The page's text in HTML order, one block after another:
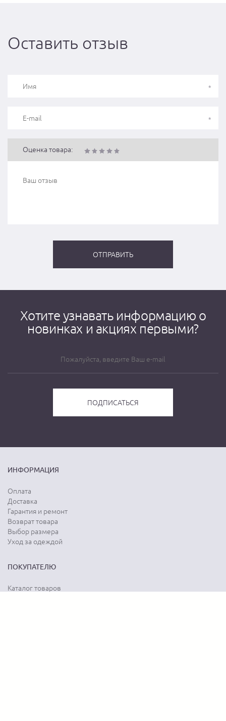
Оставить отзыв
Оценка товара:
Хотите узнавать информацию о
новинках и акциях первыми?
ИНФОРМАЦИЯ
Оплата
Доставка
Гарантия и ремонт
Возврат товара
Выбор размера
Уход за одеждой
ПОКУПАТЕЛЮ
Каталог товаров